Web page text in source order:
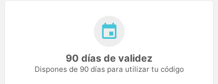
90 días de validez
Dispones de 90 días para utilizar tu código